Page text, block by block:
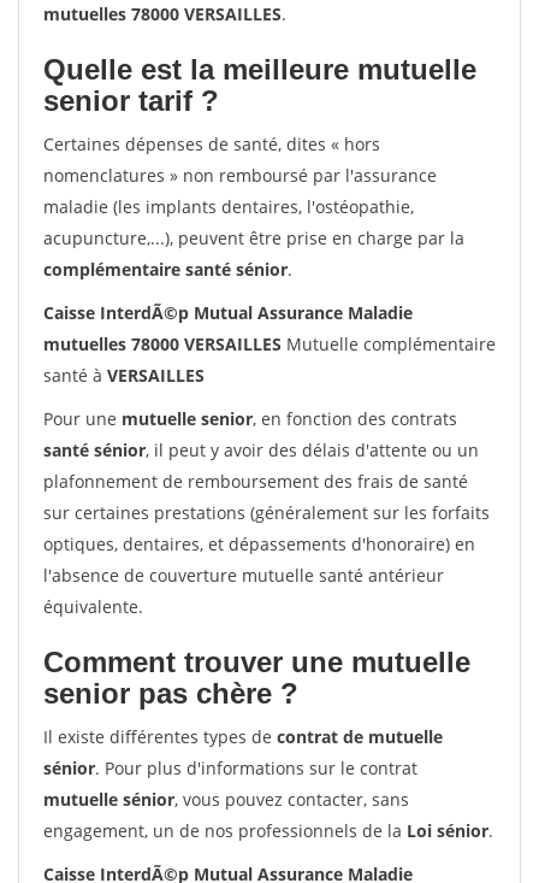
mutuelles 78000 VERSAILLES.
Quelle est la meilleure mutuelle
senior tarif ?
Certaines dépenses de santé, dites « hors
nomenclatures » non remboursé par l'assurance
maladie (les implants dentaires, l'ostéopathie,
acupuncture,...), peuvent être prise en charge par la
complémentaire santé sénior.
Caisse InterdÃ©p Mutual Assurance Maladie
mutuelles 78000 VERSAILLES Mutuelle complémentaire
santé à VERSAILLES
Pour une mutuelle senior, en fonction des contrats
santé sénior, il peut y avoir des délais d'attente ou un
plafonnement de remboursement des frais de santé
sur certaines prestations (généralement sur les forfaits
optiques, dentaires, et dépassements d'honoraire) en
l'absence de couverture mutuelle santé antérieur
équivalente.
Comment trouver une mutuelle
senior pas chère ?
Il existe différentes types de contrat de mutuelle
sénior. Pour plus d'informations sur le contrat
mutuelle sénior, vous pouvez contacter, sans
engagement, un de nos professionnels de la Loi sénior.
Caisse InterdÃ©p Mutual Assurance Maladie